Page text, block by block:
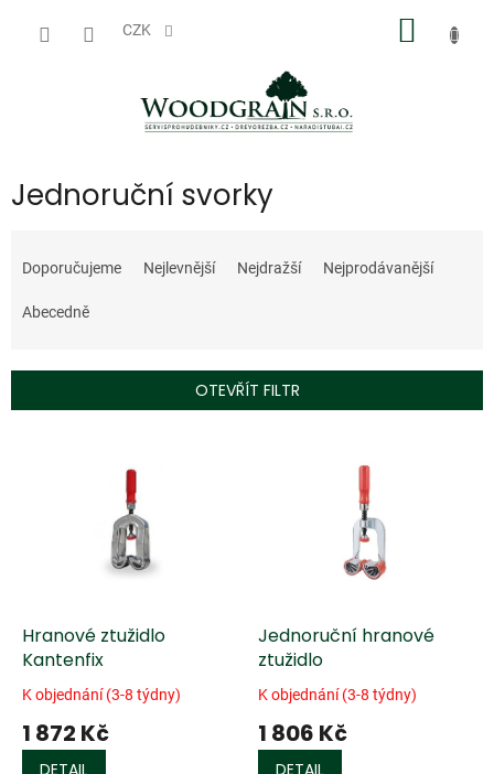
CZK
Jednoruční svorky
a
e
í
r
Doporučujeme Nejlevnější Nejdražší Nejprodávanější
Abecedně
OTEVŘÍT FILTR
dHranové ztužidlo
Kantenfix
K objednání (3-8 týdny)
1 872 Kč
DETAIL
Jednoruční hranové
ztužidlo
K objednání (3-8 týdny)
1 806 Kč
DETAIL